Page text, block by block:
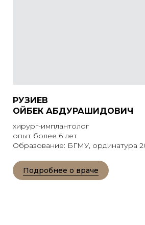
РУЗИЕВ
ОЙБЕК АБДУРАШИДОВИЧ
хирург-имплантолог
опыт более 6 лет
Образование: БГМУ, ординатура
Подробнее о враче